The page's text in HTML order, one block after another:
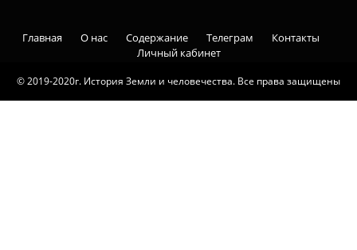
© 2019-2020г. История Земли и человечества. Все права защищены
Главная О нас Содержание Телеграм
Контакты
Личный кабинет